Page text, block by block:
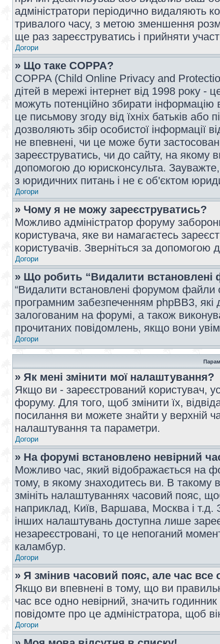
адміністратори періодично видаляють
тривалого часу, з метою зменшення
ще раз зареєструватись і прийняти
Догори
» Що таке COPPA?
COPPA (Child Online Privacy and
дітей в мережі інтернет від 1998 року -
можуть потенційно збирати інформацію
це письмову згоду від їхніх батьків або
дозволяють збір особистої інформації
не впевнені, чи це може бути
зареєструватись, чи до сайту, на якому
допомогою до юрисконсульта.
з юридичних питань і не є об'єктом
Догори
» Чому я не можу зареєструватись?
Можливо адміністратор форуму
користувача, яке ви намагаєтесь
користувачів. Зверніться за допомогою
Догори
» Що робить “Видалити
“Видалити встановлені форумом файли
програмним забезпеченням phpBB3,
залогованим на форумі, а також
прочитаних повідомлень, якщо вони
Догори
» Як мені змінити мої налаштування?
Якщо ви - зареєстрований користувач,
форуму. Для того, щоб змінити їх,
посилання ви можете знайти у верхній
налаштування та параметри.
Догори
» На форумі встановлено невірний
Можливо час, який відображається на
тому, в якому знаходитесь ви. В такому
змініть налаштуваннях часовий пояс,
наприклад, Київ, Варшава, Москва і т.д.
інших налаштувань доступна лише
незареєстровані, то це непоганий
каламбур.
Догори
» Я змінив часовий пояс, але час все
Якщо ви впевнені в тому, що ви
час все одно невірний, значить
повідомте про це адміністратора, щоб
Догори